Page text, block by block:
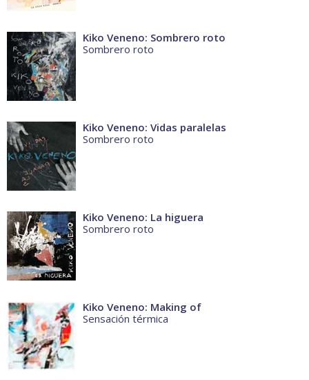
Kiko Veneno: Sombrero roto
Sombrero roto
Kiko Veneno: Vidas paralelas
Sombrero roto
Kiko Veneno: La higuera
Sombrero roto
Kiko Veneno: Making of
Sensación térmica